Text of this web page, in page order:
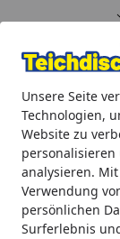
Unsere Seite
Technologien,
Website zu
analysieren.
Verwendung
persönlichen
Surferlebnis
Alle Produkte
Mein Konto
Suchen
Startseite
Ubbink